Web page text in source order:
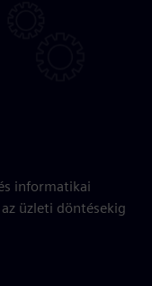
informatikai
üzleti döntésekig